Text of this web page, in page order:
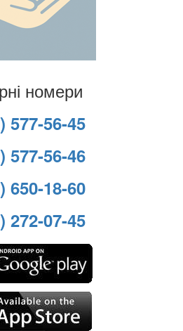
номери
577-56-45
577-56-46
650-18-60
272-07-45